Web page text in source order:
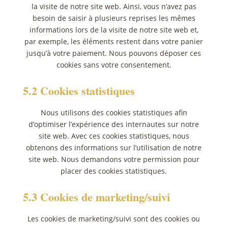
la visite de notre site web. Ainsi, vous n’avez pas
besoin de saisir à plusieurs reprises les mêmes
informations lors de la visite de notre site web et,
par exemple, les éléments restent dans votre panier
jusqu’à votre paiement. Nous pouvons déposer ces
cookies sans votre consentement.
5.2 Cookies statistiques
Nous utilisons des cookies statistiques afin
d’optimiser l’expérience des internautes sur notre
site web. Avec ces cookies statistiques, nous
obtenons des informations sur l’utilisation de notre
site web. Nous demandons votre permission pour
placer des cookies statistiques.
5.3 Cookies de marketing/suivi
Les cookies de marketing/suivi sont des cookies ou